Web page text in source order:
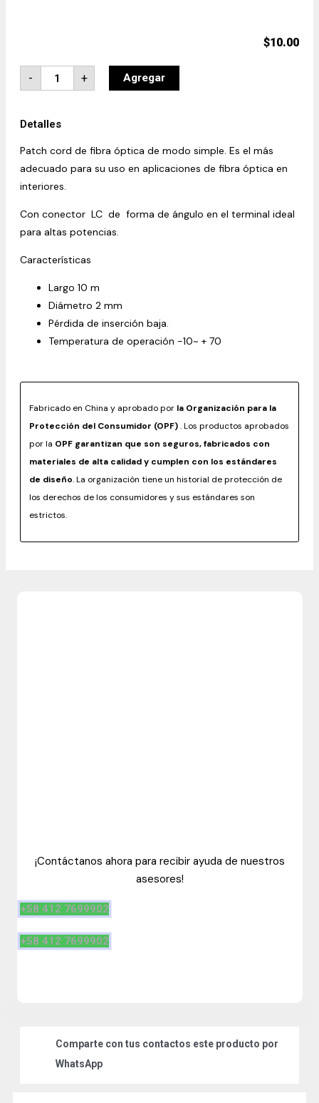
$10.00
- + Agregar
Detalles
Patch cord de fibra óptica de modo simple. Es el más
adecuado para su uso en aplicaciones de fibra óptica en
interiores.
Con conector LC de forma de ángulo en el terminal ideal
para altas potencias.
Características
Largo 10 m
Diámetro 2 mm
Pérdida de inserción baja.
Temperatura de operación -10~ + 70
Fabricado en China y aprobado por la Organización para la
Protección del Consumidor (OPF). Los productos aprobados
por la OPF garantizan que son seguros, fabricados con
materiales de alta calidad y cumplen con los estándares
de diseño. La organización tiene un historial de protección de
los derechos de los consumidores y sus estándares son
estrictos.
¡Contáctanos ahora para recibir ayuda de nuestros
asesores!
+58 412 7699902
+58 412 7699902
Comparte con tus contactos este producto por
WhatsApp